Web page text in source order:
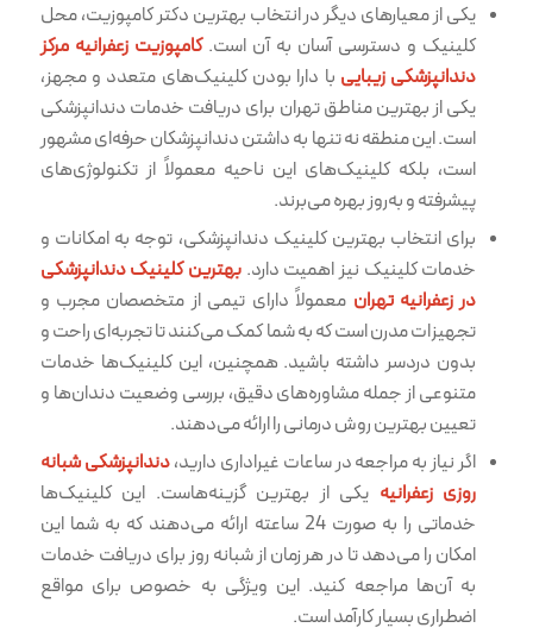
یکی از معیارهای دیگر در انتخاب بهترین دکتر کامپوزیت، محل
کلینیک و دسترسی آسان به آن است.کامپوزیت زعفرانیه مرکز
دندانپزشکی زیبایی با دارا بودن کلینیک‌های متعدد و مجهز،
یکی از بهترین مناطق تهران برای دریافت خدمات دندانپزشکی
است. این منطقه نه تنها به داشتن دندانپزشکان حرفه‌ای مشهور
است، بلکه کلینیک‌های این ناحیه معمولاً از تکنولوژی‌های
پیشرفته و به‌روز بهره می‌برند.
برای انتخاب بهترین کلینیک دندانپزشکی، توجه به امکانات و
خدمات کلینیک نیز اهمیت دارد.بهترین کلینیک دندانپزشکی
در زعفرانیه تهران معمولاً دارای تیمی از متخصصان مجرب و
تجهیزات مدرن است که به شما کمک می‌کنند تا تجربه‌ای راحت و
بدون دردسر داشته باشید. همچنین، این کلینیک‌ها خدمات
متنوعی از جمله مشاوره‌های دقیق، بررسی وضعیت دندان‌ها و
تعیین بهترین روش درمانی را ارائه می‌دهند.
اگر نیاز به مراجعه در ساعات غیراداری دارید،دندانپزشکی شبانه
روزی زعفرانیه یکی از بهترین گزینه‌هاست. این کلینیک‌ها
خدماتی را به صورت 24 ساعته ارائه می‌دهند که به شما این
امکان را می‌دهد تا در هر زمان از شبانه روز برای دریافت خدمات
به آن‌ها مراجعه کنید. این ویژگی به خصوص برای مواقع
اضطراری بسیار کارآمد است.